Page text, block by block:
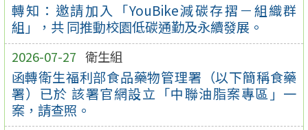
轉知：邀請加入「YouBike減碳存摺－組織群
組」，共 同推動校園低碳通勤及永續發展。
2026-07-27 衛生組
函轉衛生福利部食品藥物管理署（以下簡稱食藥
署）已於 該署官網設立「中聯油脂案專區」一
案，請查照。